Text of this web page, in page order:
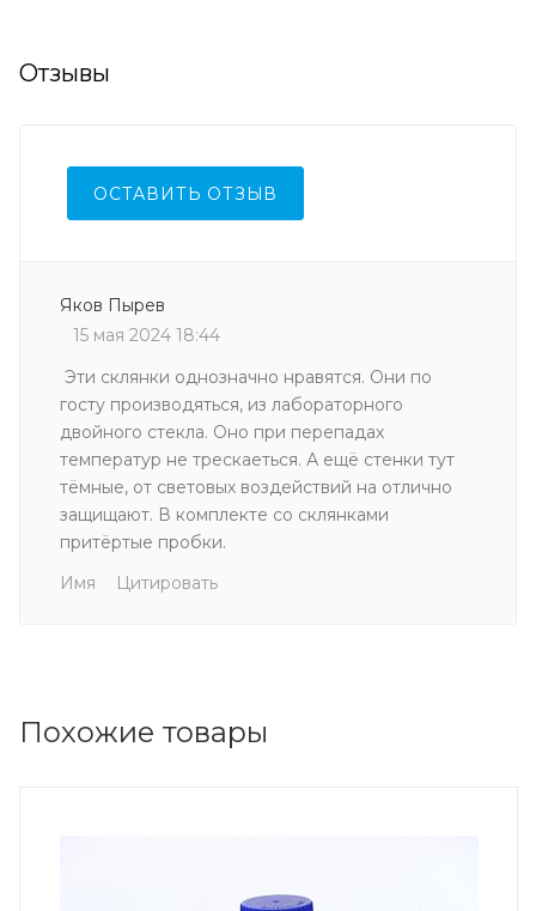
Отзывы
ОСТАВИТЬ ОТЗЫВ
Яков Пырев
15 мая 2024 18:44
Эти склянки однозначно нравятся. Они по
госту производяться, из лабораторного
двойного стекла. Оно при перепадах
температур не трескаеться. А ещё стенки тут
тёмные, от световых воздействий на отлично
защищают. В комплекте со склянками
притёртые пробки.
Имя
Цитировать
Похожие товары